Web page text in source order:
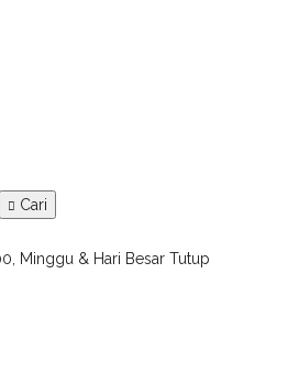
Cari
Minggu & Hari Besar Tutup